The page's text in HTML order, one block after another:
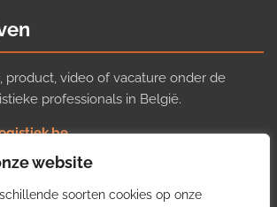
website
soorten cookies op onze
product, video of vacature onder de
professionals in België.